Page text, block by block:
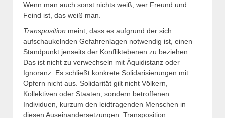
Wenn man auch sonst nichts weiß, wer Freund und
Feind ist, das weiß man.
Transposition meint, dass es aufgrund der sich
aufschaukelnden Gefahrenlagen notwendig ist, einen
Standpunkt jenseits der Konfliktebenen zu beziehen.
Das ist nicht zu verwechseln mit Äquidistanz oder
Ignoranz. Es schließt konkrete Solidarisierungen mit
Opfern nicht aus. Solidarität gilt nicht Völkern,
Kollektiven oder Staaten, sondern betroffenen
Individuen, kurzum den leidtragenden Menschen in
diesen Auseinandersetzungen. Transposition